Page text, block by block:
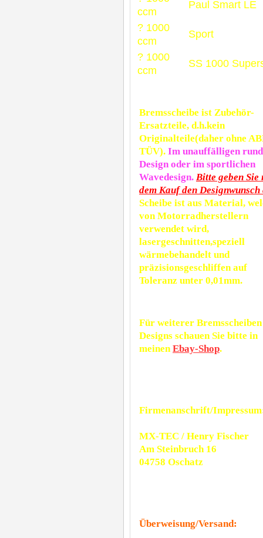
ccm
Paul Smart LE
? 1000
ccm
Sport
? 1000
ccm
SS 1000
Bremsscheibe ist Zubehör-
Ersatzteile, d.h.kein
Originalteile(daher ohne
TÜV). Im unauffälligen
Design oder im sportlichen
Wavedesign. Bitte geben Sie
dem Kauf den Designwunsch
Scheibe ist aus Material,
von Motorradherstellern
verwendet wird,
lasergeschnitten,speziell
wärmebehandelt und
präzisionsgeschliffen auf
Toleranz unter 0,01mm.
Für weiterer
Designs schauen Sie bitte in
meinenEbay-Shop.
Firmenanschrift/
MX-TEC / Henry Fischer
Am Steinbruch 16
04758 Oschatz
Überweisung/Versand: